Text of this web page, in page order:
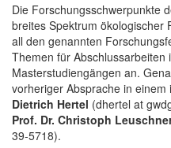
Die Forschungsschwerpunkte
breites Spektrum ökologischer
all den genannten
Themen für Abschlussarbeiten
Masterstudiengängen an.
vorheriger Absprache in
Dietrich Hertel (dhertel at
Prof. Dr. Christoph
39-5718).